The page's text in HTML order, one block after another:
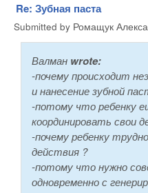
Re: Зубная паста
Submitted by Ромащук
Валман wrote:
-почему происходит
и нанесение зубной
-потому что ребенку
координировать свои
-почему ребенку
действия ?
-потому что нужно
одновременно с